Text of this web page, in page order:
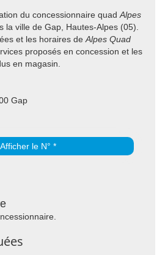
du concessionnaire quad Alpes
la ville de Gap, Hautes-Alpes (05).
et les horaires de Alpes Quad
proposés en concession et les
en magasin.
Gap
Afficher le N° *